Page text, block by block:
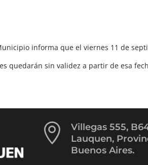
informa que el viernes 11 de
quedarán sin validez a partir de esa

Villegas 555,
Lauquen,
Buenos Aires.